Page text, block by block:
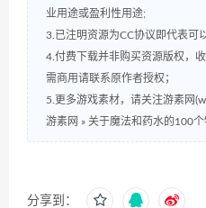
业用途或盈利性用途;
3.已注明资源为CC协议即代表可
4.付费下载并非购买资源版权，
需商用请联系原作者授权；
5.更多游戏素材，请关注游素网
游素网 » 关于魔法和药水的100个
分享到：